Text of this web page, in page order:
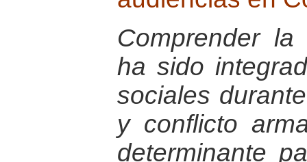
Comprender
ha sido
sociales
y conflicto
determinante